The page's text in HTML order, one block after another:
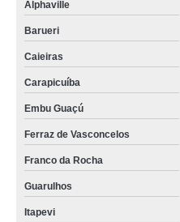
Alphaville
Barueri
Caieiras
Carapicuíba
Embu Guaçú
Ferraz de Vasconcelos
Franco da Rocha
Guarulhos
Itapevi